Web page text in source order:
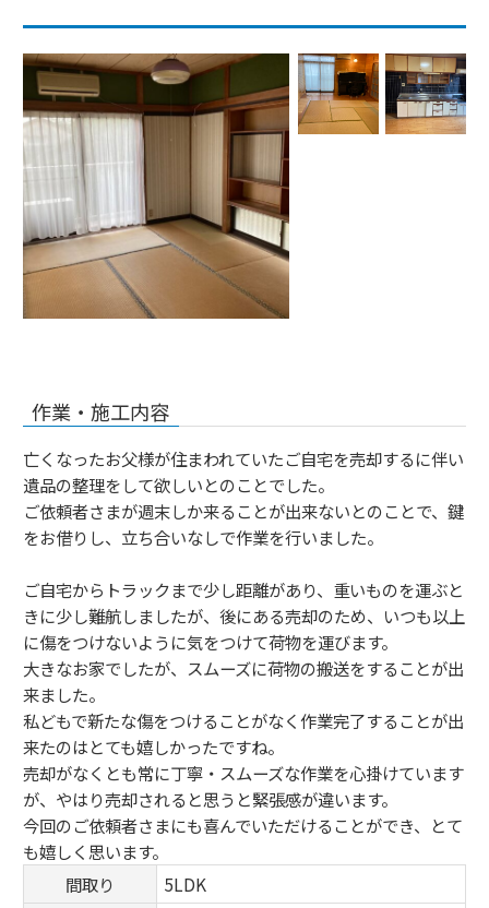
作業・施工内容
亡くなったお父様が住まわれていたご自宅を売却するに伴い
遺品の整理をして欲しいとのことでした。
ご依頼者さまが週末しか来ることが出来ないとのことで、鍵
をお借りし、立ち合いなしで作業を行いました。
ご自宅からトラックまで少し距離があり、重いものを運ぶと
きに少し難航しましたが、後にある売却のため、いつも以上
に傷をつけないように気をつけて荷物を運びます。
大きなお家でしたが、スムーズに荷物の搬送をすることが出
来ました。
私どもで新たな傷をつけることがなく作業完了することが出
来たのはとても嬉しかったですね。
売却がなくとも常に丁寧・スムーズな作業を心掛けています
が、やはり売却されると思うと緊張感が違います。
今回のご依頼者さまにも喜んでいただけることができ、とて
も嬉しく思います。
間取り
5LDK